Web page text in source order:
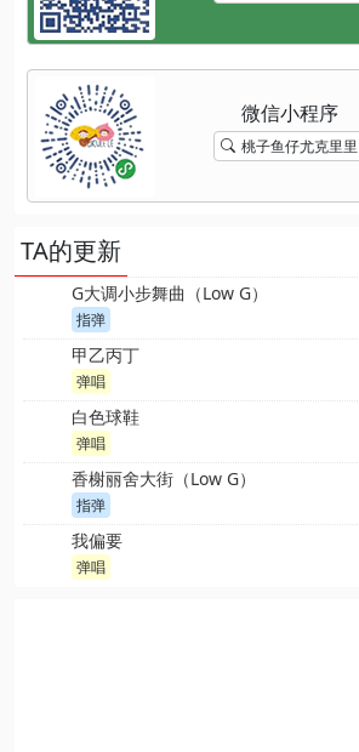
桃子鱼仔尤克里里
TA的更新
G大调小步舞曲（Low G）
指弹
甲乙丙丁
弹唱
白色球鞋
弹唱
香榭丽舍大街（Low G）
指弹
我偏要
弹唱